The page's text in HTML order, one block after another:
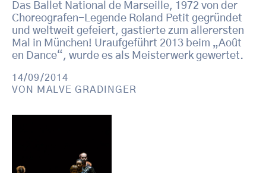
Das Ballet National de Marseille, 1972 von der
Choreografen-Legende Roland Petit gegründet
und weltweit gefeiert, gastierte zum allerersten
Mal in München! Uraufgeführt 2013 beim „Août
en Dance“, wurde es als Meisterwerk gewertet.
14/09/2014
VON
MALVE GRADINGER